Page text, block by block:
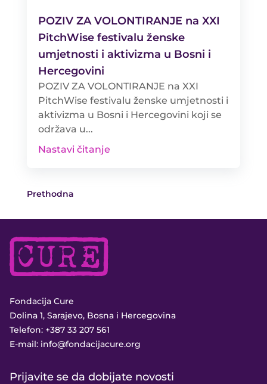
POZIV ZA VOLONTIRANJE na XXI
PitchWise festivalu ženske
umjetnosti i aktivizma u Bosni i
Hercegovini
POZIV ZA VOLONTIRANJE na XXI
PitchWise festivalu ženske umjetnosti i
aktivizma u Bosni i Hercegovini koji se
održava u...
Nastavi čitanje
Prethodna
Fondacija Cure
Dolina 1, Sarajevo, Bosna i Hercegovina
Telefon: +387 33 207 561
E-mail: info@fondacijacure.org
Prijavite se da dobijate novosti